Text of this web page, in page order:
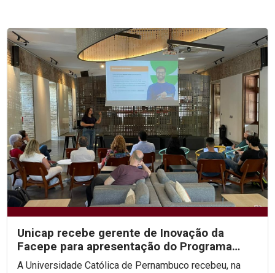
Unicap recebe gerente de Inovação da
Facepe para apresentação do Programa
Centelha 3
A Universidade Católica de Pernambuco recebeu, na